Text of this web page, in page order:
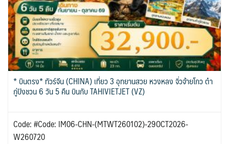
* บินตรง* ทัวร์จีน (CHINA) เที่ยว 3 อุทยานสวย หวงหลง จิ่วจ้ายโกว ต๋า
กู่ปิงชวน 6 วัน 5 คืน บินกับ TAHIVIETJET (VZ)
Code: #Code: IM06-CHN-(MTWT260102)-29OCT2026-
W260720